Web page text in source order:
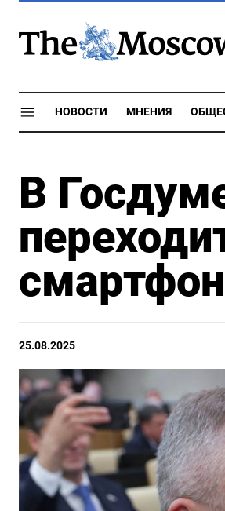
НОВОСТИ МНЕНИЯ
В
25.08.2025